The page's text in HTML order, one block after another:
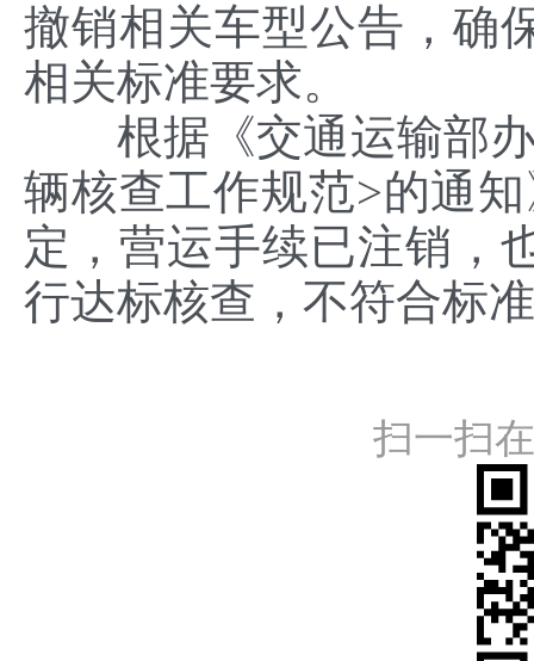
撤销相关车型公告，确
相关标准要求。
根据《交通运输部办
辆核查工作规范>的通
定，营运手续已注销，
行达标核查，不符合标
扫一扫